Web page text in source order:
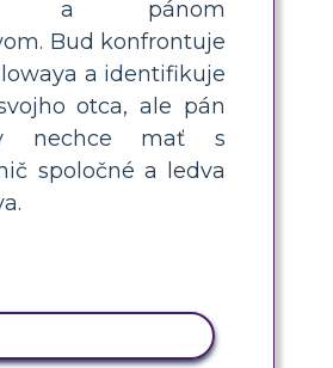
a pánom
Bud konfrontuje
a identifikuje
otca, ale pán
nechce mať s
spoločné a ledva